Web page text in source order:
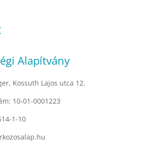
Alapítvány
Kossuth Lajos utca 12.
10-01-0001223
1-10